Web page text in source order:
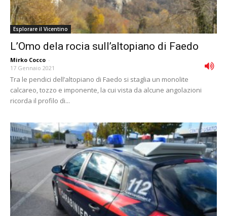
Esplorare il Vicentino
L’Omo dela rocia sull’altopiano di Faedo
Mirko Cocco -
17 Gennaio 2021
Tra le pendici dell’altopiano di Faedo si staglia un monolite
calcareo, tozzo e imponente, la cui vista da alcune angolazioni
ricorda il profilo di...